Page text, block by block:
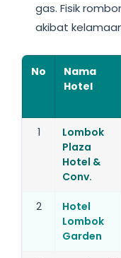
gas. Fisik
akibat
No
Nama
Hotel
1
Lombok
Plaza
Hotel &
Conv.
2
Hotel
Lombok
Garden